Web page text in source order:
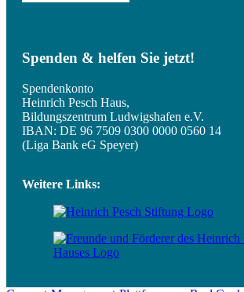
Spenden & helfen Sie jetzt!
Spendenkonto
Heinrich Pesch Haus,
Bildungszentrum Ludwigshafen e.V.
IBAN: DE 96 7509 0300 0000 0560 14
(Liga Bank eG Speyer)
Weitere Links: